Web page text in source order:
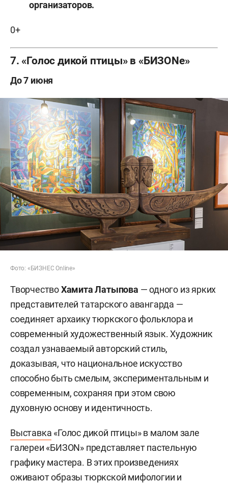
организаторов.
0+
7. «Голос дикой птицы» в «БИЗОNе»
До 7 июня
Фото: «БИЗНЕС Online»
ТворчествоХамита Латыпова — одного из ярких
представителей татарского авангарда —
соединяет архаику тюркского фольклора и
современный художественный язык. Художник
создал узнаваемый авторский стиль,
доказывая, что национальное искусство
способно быть смелым, экспериментальным и
современным, сохраняя при этом свою
духовную основу и идентичность.
Выставка «Голос дикой птицы» в малом зале
галереи «БИЗОN» представляет пастельную
графику мастера. В этих произведениях
оживают образы тюркской мифологии и